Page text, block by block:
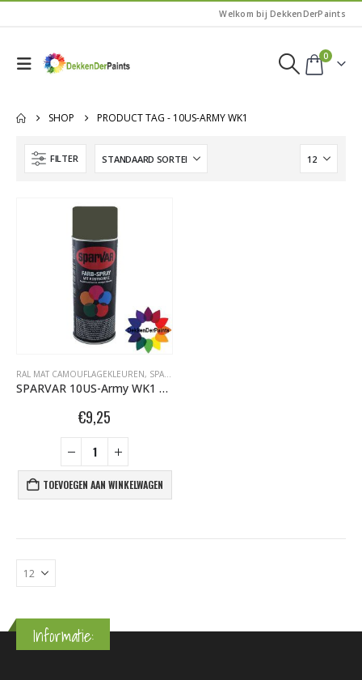
Welkom bij DekkenDerPaints
0
SHOP PRODUCT TAG - 10US-ARMY WK1
FILTER
RAL MAT CAMOUFLAGEKLEUREN, SPARVAR GRAFFITI SPUITBUSSEN
SPARVAR 10US-Army WK1 TOTAAL MAT Camouflage Legerkleuren Groengrijs
€9,25
TOEVOEGEN AAN WINKELWAGEN
Informatie: